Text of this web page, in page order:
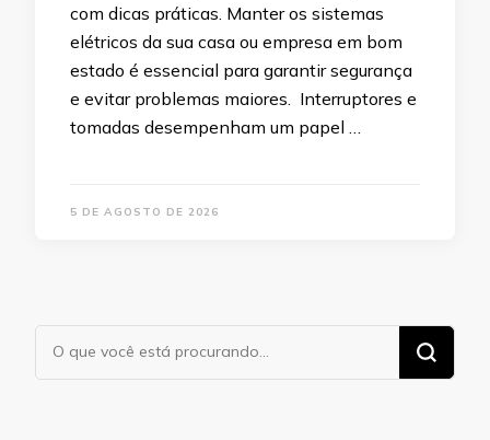
com dicas práticas. Manter os sistemas
elétricos da sua casa ou empresa em bom
estado é essencial para garantir segurança
e evitar problemas maiores. Interruptores e
tomadas desempenham um papel …
5 DE AGOSTO DE 2026
Procurando
algo?